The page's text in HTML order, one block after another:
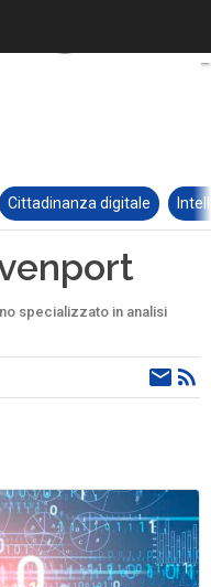
Cittadinanza digitale
specializzato in analisi